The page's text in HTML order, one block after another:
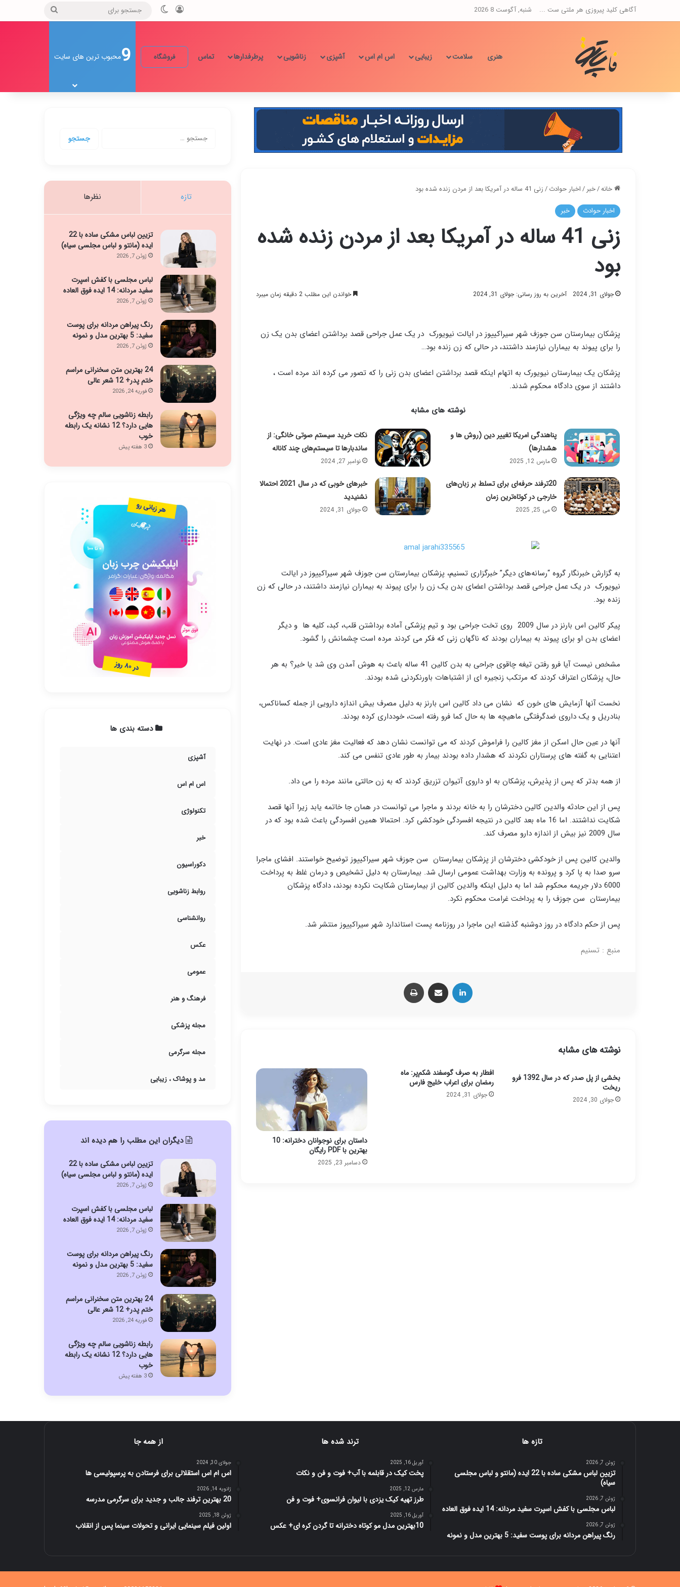
آگاهی کلید پیروزی هر ملتی ست ... شنبه, آگوست 8 2026 ورود تغییر پوسته
جستجو
هنری سلامت زیبایی اس ام اس آشپزی زناشویی پرطرفدارها تماس فروشگاه 9محبوب ترین های سایت
خانه/خبر /اخبار حوادث/زنی 41 ساله در آمریکا بعد از مردن زنده شده بود
اخبار حوادث خبر
زنی 41 ساله در آمریکا بعد از مردن زنده شده
بود
جولای 31, 2024 آخرین به روز رسانی: جولای 31, 2024 خواندن این مطلب 2 دقیقه زمان میبرد
پزشکان بیمارستان سن جوزف شهر سیراکییوز در ایالت نیویورک در یک عمل جراحی قصد برداشتن اعضای بدن یک زن
را برای پیوند به بیماران نیازمند داشتند، در حالی که زن زنده بود…
پزشکان یک بیمارستان نیویورک به اتهام اینکه قصد برداشتن اعضای بدن زنی را که تصور می کرده اند مرده است ،
داشتند از سوی دادگاه محکوم شدند.
نوشته های مشابه
پناهندگی امریکا تغییر دین (روش ها و
هشدارها)
مارس 12, 2025
نکات خرید سیستم‌ صوتی خانگی: از
ساندبارها تا سیستم‌های چند کاناله
نوامبر 27, 2024
20ترفند حرفه‌ای برای تسلط بر زبان‌های
خارجی در کوتاه‌ترین زمان
می 25, 2025
خبرهای خوبی که در سال 2021 احتمالا
نشنیدید
جولای 31, 2024
به گزارش خبرنگار گروه “رسانه‌های دیگر” خبرگزاری تسنیم، پزشکان بیمارستان سن جوزف شهر سیراکییوز در ایالت
نیویورک در یک عمل جراحی قصد برداشتن اعضای بدن یک زن را برای پیوند به بیماران نیازمند داشتند، در حالی که زن
زنده بود.
پیکر کالین اس بارنز در سال 2009 روی تخت جراحی بود و تیم پزشکی آماده برداشتن قلب، کبد، کلیه ها و دیگر
اعضای بدن او برای پیوند به بیماران بودند که ناگهان زنی که فکر می کردند مرده است چشمانش را گشود.
مشخص نیست آیا فرو رفتن تیغه چاقوی جراحی به بدن کالین 41 ساله باعث به هوش آمدن وی شد یا خیر؟ به هر
حال، پزشکان اعتراف کردند که مرتکب زنجیره ای از اشتباهات باورنکردنی شده بودند.
نخست آنها آزمایش های خون که نشان می داد کالین اس بارنز به دلیل مصرف بیش اندازه دارویی از جمله کساناکس،
بنادریل و یک داروی ضدگرفتگی ماهیچه ها به حال کما فرو رفته است، خودداری کرده بودند.
آنها در عین حال اسکن از مغز کالین را فراموش کردند که می توانست نشان دهد که فعالیت مغز عادی است. در نهایت
اعتنایی به گفته های پرستاران نکردند که هشدار داده بودند بیمار به طور عادی تنفس می کند.
از همه بدتر که پس از پذیرش، پزشکان به او داروی آتیوان تزریق کردند که به زن حالتی مانند مرده را می داد.
پس از این حادثه والدین کالین دخترشان را به خانه بردند و ماجرا می توانست در همان جا خاتمه یابد زیرا آنها قصد
شکایت نداشتند. اما 16 ماه بعد کالین در نتیجه افسردگی خودکشی کرد. احتمالا همین افسردگی باعث شده بود که در
سال 2009 نیز بیش از اندازه دارو مصرف کند.
والدین کالین پس از خودکشی دخترشان از پزشکان بیمارستان سن جوزف شهر سیراکییوز توضیح خواستند. افشای ماجرا
سرو صدا به پا کرد و پرونده به وزارت بهداشت عمومی ارسال شد. بیمارستان به دلیل تشخیص و درمان غلط به پرداخت
6000 دلار جریمه محکوم شد اما به دلیل اینکه والدین کالین از بیمارستان شکایت نکرده بودند، دادگاه پزشکان
بیمارستان سن جوزف را به پرداخت غرامت محکوم نکرد.
پس از حکم دادگاه در روز دوشنبه گذشته این ماجرا در روزنامه پست استاندارد شهر سیراکییوز منتشر شد.
منبع : تسنیم
لینکدین اشتراک گذاری از طریق ایمیل
نوشته های مشابه
بخشی از پل صدر که در سال 1392 فرو
ریخت
جولای 30, 2024
افطار به صرف گوسفند شکم‌پر: ماه
رمضان برای اعراب خلیج فارس
جولای 31, 2024
داستان برای نوجوانان دخترانه: 10
بهترین با PDF رایگان
دسامبر 23, 2025
تازه نظرها
تزیین لباس مشکی ساده با 22
ایده (مانتو و لباس مجلسی سیاه)
ژوئن 7, 2026
لباس مجلسی با کفش اسپرت
سفید مردانه: 14 ایده فوق العاده
ژوئن 7, 2026
رنگ پیراهن مردانه برای پوست
سفید: 5 بهترین مدل و نمونه
ژوئن 7, 2026
24 بهترین متن سخنرانی مراسم
ختم پدر+ 12 شعر عالی
فوریه 24, 2026
رابطه زناشویی سالم چه ویژگی
هایی دارد؟ 12 نشانه یک رابطه
خوب
3 هفته پیش
دسته بندی ها
آشپزی
اس ام اس
تکنولوژی
خبر
دکوراسیون
روابط زناشویی
روانشناسی
عکس
عمومی
فرهنگ و هنر
مجله پزشکی
مجله سرگرمی
مد و پوشاک ، زیبایی
دیگران این مطلب را هم دیده اند
تزیین لباس مشکی ساده با 22
ایده (مانتو و لباس مجلسی سیاه)
ژوئن 7, 2026
لباس مجلسی با کفش اسپرت
سفید مردانه: 14 ایده فوق العاده
ژوئن 7, 2026
رنگ پیراهن مردانه برای پوست
سفید: 5 بهترین مدل و نمونه
ژوئن 7, 2026
24 بهترین متن سخنرانی مراسم
ختم پدر+ 12 شعر عالی
فوریه 24, 2026
رابطه زناشویی سالم چه ویژگی
هایی دارد؟ 12 نشانه یک رابطه
خوب
3 هفته پیش
تازه ها
ژوئن 7, 2026
تزیین لباس مشکی ساده با 22 ایده (مانتو و لباس مجلسی
سیاه)
ژوئن 7, 2026
لباس مجلسی با کفش اسپرت سفید مردانه: 14 ایده فوق العاده
ژوئن 7, 2026
رنگ پیراهن مردانه برای پوست سفید: 5 بهترین مدل و نمونه
ترند شده ها
آوریل 16, 2025
پخت کیک در قابلمه با آب+ فوت و فن و نکات
مارس 12, 2025
طرز تهیه کیک یزدی با لیوان فرانسوی+ فوت و فن
آوریل 16, 2025
10بهترین مدل مو کوتاه دخترانه تا گردن کره ای+ عکس
از همه جا
جولای 30, 2024
اس ام اس استقلالی برای فرستادن به پرسپولیسی ها
ژانویه 14, 2026
20 بهترین ترفند جالب و جدید برای سرگرمی مدرسه
ژوئن 18, 2025
اولین فیلم سینمایی ایرانی و تحولات سینما پس از انقلاب